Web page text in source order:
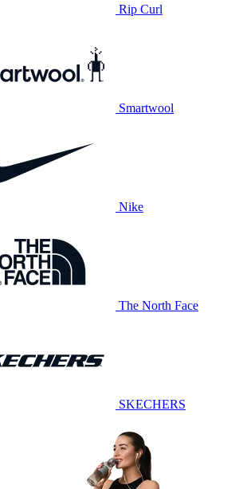
Rip Curl
Smartwool
Nike
The North Face
SKECHERS